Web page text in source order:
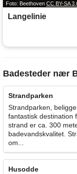
Foto: Beethoven CC BY-SA
Langelinie
Badesteder nær
Strandparken
Strandparken,
fantastisk destination
strand er ca. 300
badevandskvalitet.
om...
Husodde